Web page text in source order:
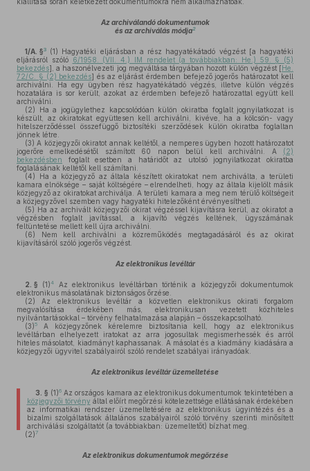
Az archiválandó dokumentumok
és az archiválás módja2
1/A. §3 (1) Hagyatéki eljárásban a rész hagyatékátadó végzést [a hagyatéki
eljárásról szóló 6/1958. (VII. 4.) IM rendelet (a továbbiakban: He.) 59. § (5)
bekezdés], a haszonélvezeti jog megváltása tárgyában hozott külön végzést [He.
72/C. § (2) bekezdés] és az eljárást érdemben befejező jogerős határozatot kell
archiválni. Ha egy ügyben rész hagyatékátadó végzés, illetve külön végzés
hozatalára is sor került, azokat az érdemben befejező határozattal együtt kell
archiválni.
(2) Ha a jogügylethez kapcsolódóan külön okiratba foglalt jognyilatkozat is
készült, az okiratokat együttesen kell archiválni, kivéve, ha a kölcsön- vagy
hitelszerződéssel összefüggő biztosítéki szerződések külön okiratba foglaltan
jönnek létre.
(3) A közjegyzői okiratot annak keltétől, a nemperes ügyben hozott határozatot
jogerőre emelkedésétől számított 60 napon belül kell archiválni. A (2)
bekezdésben foglalt esetben a határidőt az utolsó jognyilatkozat okiratba
foglalásának keltétől kell számítani.
(4) Ha a közjegyző az általa készített okiratokat nem archiválta, a területi
kamara elnöksége – saját költségére – elrendelheti, hogy az általa kijelölt másik
közjegyző az okiratokat archiválja. A területi kamara a meg nem térülő költségeit
a közjegyzővel szemben vagy hagyatéki hitelezőként érvényesítheti.
(5) Ha az archivált közjegyzői okirat végzéssel kijavításra kerül, az okiratot a
végzésben foglalt javítással, a kijavító végzés keltének, ügyszámának
feltüntetése mellett kell újra archiválni.
(6) Nem kell archiválni a közreműködés megtagadásáról és az okirat
kijavításáról szóló jogerős végzést.
Az elektronikus levéltár
2. § (1)4
Az elektronikus levéltárban történik a közjegyzői dokumentumok
elektronikus másolatának biztonságos őrzése.
(2) Az elektronikus levéltár a közvetlen elektronikus okirati forgalom
megvalósítása érdekében más, elektronikusan vezetett közhiteles
nyilvántartásokkal – törvény felhatalmazása alapján – összekapcsolható.
(3)5
A közjegyzőnek kérelemre biztosítania kell, hogy az elektronikus
levéltárban elhelyezett iratokat az arra jogosultak megismerhessék és arról
hiteles másolatot, kiadmányt kaphassanak. A másolat és a kiadmány kiadására a
közjegyzői ügyvitel szabályairól szóló rendelet szabályai irányadóak.
Az elektronikus levéltár üzemeltetése
3. § (1)6Az országos kamara az elektronikus dokumentumok tekintetében a
közjegyzői törvény által előírt megőrzési kötelezettsége ellátásának érdekében
az informatikai rendszer üzemeltetésére az elektronikus ügyintézés és a
bizalmi szolgáltatások általános szabályairól szóló törvény szerinti minősített
archiválási szolgáltatót (a továbbiakban: üzemeltetőt) bízhat meg.
(2)7
Az elektronikus dokumentumok megőrzése